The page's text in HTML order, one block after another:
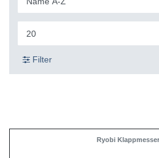
Filter
Ryobi